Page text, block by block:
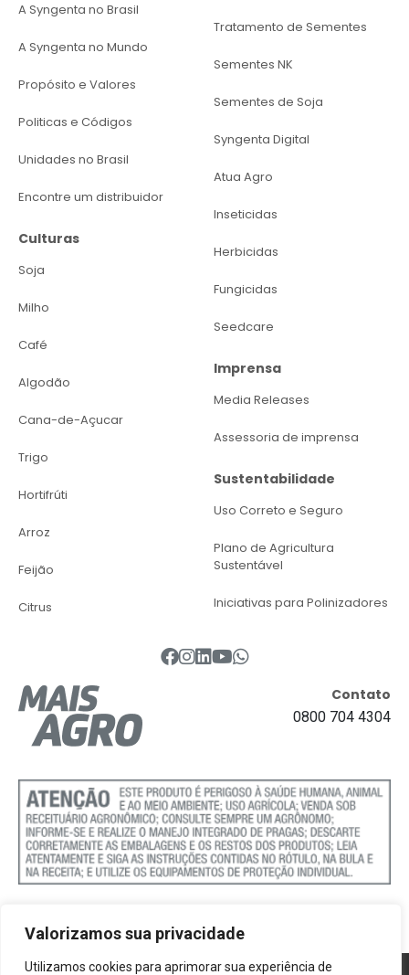
Valorizamos sua privacidade
Utilizamos cookies para aprimorar sua experiência de
A Syngenta no Brasil
A Syngenta no Mundo
Propósito e Valores
Politicas e Códigos
Unidades no Brasil
Encontre um distribuidor
Culturas
Soja
Milho
Café
Algodão
Cana-de-Açucar
Trigo
Hortifrúti
Arroz
Feijão
Citrus
Tratamento de Sementes
Sementes NK
Sementes de Soja
Syngenta Digital
Atua Agro
Inseticidas
Herbicidas
Fungicidas
Seedcare
Imprensa
Media Releases
Assessoria de imprensa
Sustentabilidade
Uso Correto e Seguro
Plano de Agricultura
Sustentável
Iniciativas para Polinizadores
Contato
0800 704 4304